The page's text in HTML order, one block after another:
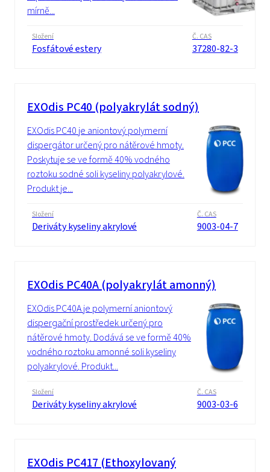
mírně...
Složení
Fosfátové estery
Č. CAS
37280-82-3
EXOdis PC40 (polyakrylát sodný)
EXOdis PC40 je aniontový polymerní
dispergátor určený pro nátěrové hmoty.
Poskytuje se ve formě 40% vodného
roztoku sodné soli kyseliny polyakrylové.
Produkt je...
Složení
Deriváty kyseliny akrylové
Č. CAS
9003-04-7
EXOdis PC40A (polyakrylát amonný)
EXOdis PC40A je polymerní aniontový
dispergační prostředek určený pro
nátěrové hmoty. Dodává se ve formě 40%
vodného roztoku amonné soli kyseliny
polyakrylové. Produkt...
Složení
Deriváty kyseliny akrylové
Č. CAS
9003-03-6
EXOdis PC417 (Ethoxylovaný